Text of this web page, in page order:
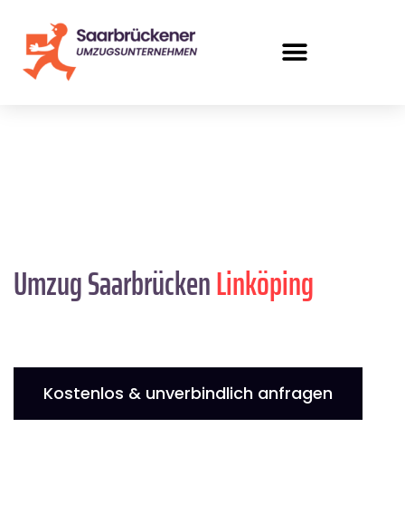
Umzug SaarbrückenLinköping
Kostenlos & unverbindlich anfragen